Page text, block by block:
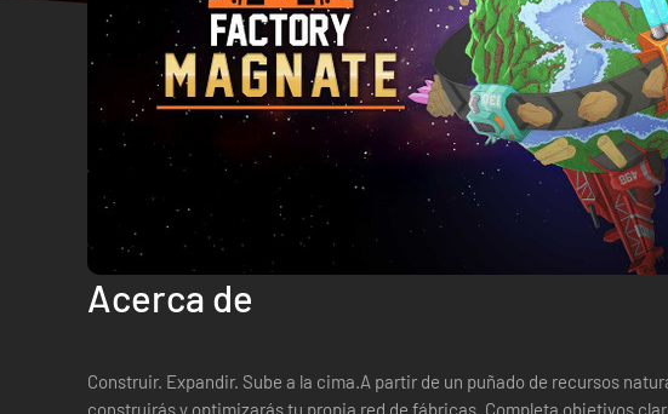
Acerca de
Construir. Expandir. Sube a la cima.A partir de un puñado de recursos
construirás y optimizarás tu propia red de fábricas. Completa objetivos